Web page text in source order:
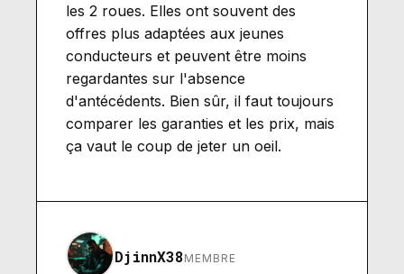
les 2 roues. Elles ont souvent des
offres plus adaptées aux jeunes
conducteurs et peuvent être moins
regardantes sur l'absence
d'antécédents. Bien sûr, il faut toujours
comparer les garanties et les prix, mais
ça vaut le coup de jeter un oeil.
DjinnX38MEMBRE